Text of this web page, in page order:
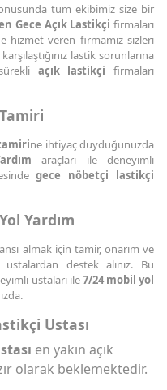
tüm ekibimiz size bir
Gece Açık Lastikçi firmaları
hizmet veren firmamız sizleri
lastik sorunlarına
açık lastikçi firmaları
ne ihtiyaç duyduğunuzda
araçları ile deneyimli
gece nöbetçi lastikçi
Yardım
almak için tamir, onarım ve
destek alınız. Bu
ustaları ile7/24 mobil yol
Ustası
en yakın açık
olarak beklemektedir.